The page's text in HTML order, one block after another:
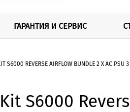
ГАРАНТИЯ И СЕРВИС
REVERSE AIRFLOW BUNDLE 2 X AC PSU 3
S6000